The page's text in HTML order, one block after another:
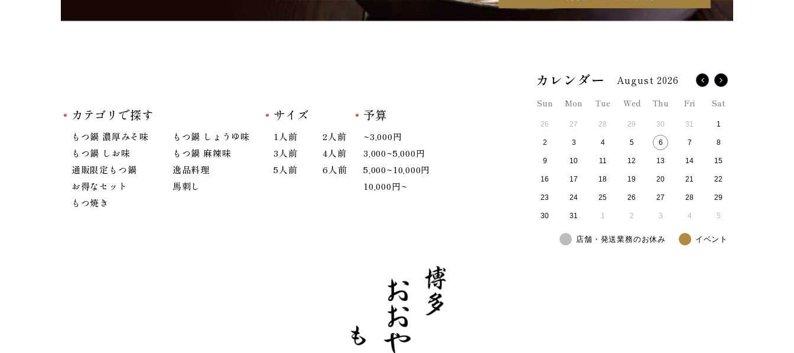
カテゴリで探す
もつ鍋 濃厚みそ味
もつ鍋 しょうゆ味
もつ鍋 しお味
もつ鍋 麻辣味
通販限定もつ鍋
逸品料理
お得なセット
馬刺し
もつ焼き
サイズ
1人前
2人前
3人前
4人前
5人前
6人前
予算
~3,000円
3,000~5,000円
5,000~10,000円
10,000円~
August 2026
Sun Mon Tue Wed Thu Fri Sat
26 27 28 29 30 31 1
2 3 4 5 6 7 8
9 10 11 12 13 14 15
16 17 18 19 20 21 22
23 24 25 26 27 28 29
30 31 1 2 3 4 5
店舗・発送業務のお休み イベント